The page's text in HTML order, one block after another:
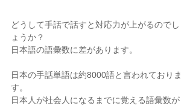
どうして手話で話すと対応力が上がるのでし
ょうか？
日本語の語彙数に差があります。
日本の手話単語は約8000語と言われておりま
す。
日本人が社会人になるまでに覚える語彙数が